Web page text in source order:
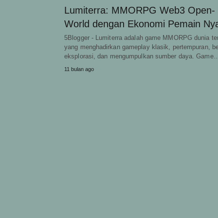
Lumiterra: MMORPG Web3 Open-
World dengan Ekonomi Pemain
5Blogger - Lumiterra adalah game MMORPG dunia
yang menghadirkan gameplay klasik, pertempuran,
eksplorasi, dan mengumpulkan sumber daya.
11 bulan ago